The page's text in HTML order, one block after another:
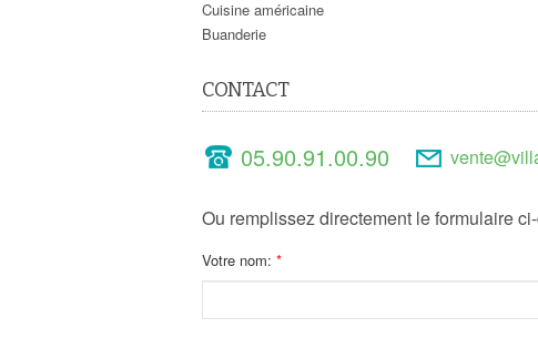
Cuisine américaine
Buanderie
CONTACT
05.90.91.00.90
Ou remplissez directement le formulaire
Votre nom: